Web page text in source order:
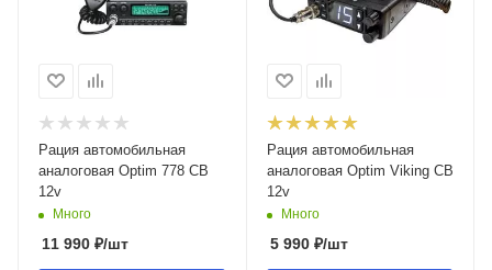
Рация автомобильная
аналоговая Optim 778 CB
12v
Много
11 990 ₽/шт
Рация автомобильная
аналоговая Optim Viking CB
12v
Много
5 990₽/шт